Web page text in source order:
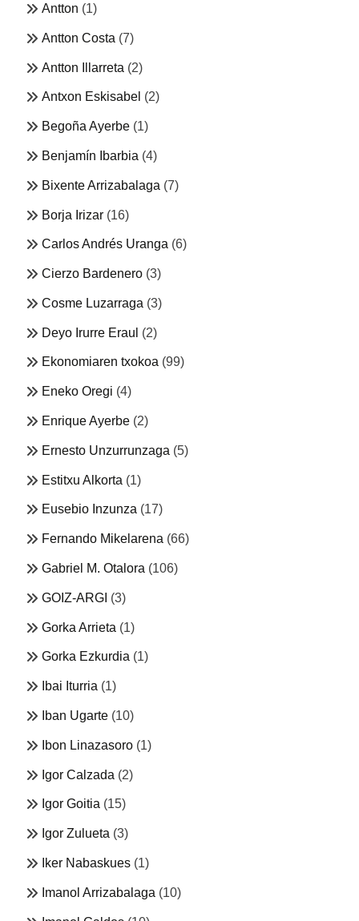
Antton (1)
Antton Costa (7)
Antton Illarreta (2)
Antxon Eskisabel (2)
Begoña Ayerbe (1)
Benjamín Ibarbia (4)
Bixente Arrizabalaga (7)
Borja Irizar (16)
Carlos Andrés Uranga (6)
Cierzo Bardenero (3)
Cosme Luzarraga (3)
Deyo Irurre Eraul (2)
Ekonomiaren txokoa (99)
Eneko Oregi (4)
Enrique Ayerbe (2)
Ernesto Unzurrunzaga (5)
Estitxu Alkorta (1)
Eusebio Inzunza (17)
Fernando Mikelarena (66)
Gabriel M. Otalora (106)
GOIZ-ARGI (3)
Gorka Arrieta (1)
Gorka Ezkurdia (1)
Ibai Iturria (1)
Iban Ugarte (10)
Ibon Linazasoro (1)
Igor Calzada (2)
Igor Goitia (15)
Igor Zulueta (3)
Iker Nabaskues (1)
Imanol Arrizabalaga (10)